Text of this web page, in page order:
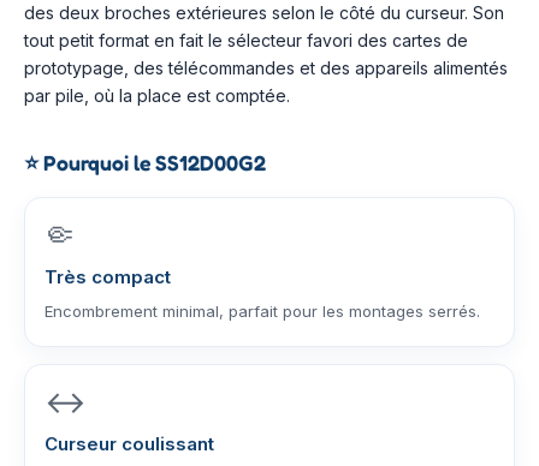
des deux broches extérieures selon le côté du curseur. Son
tout petit format en fait le sélecteur favori des cartes de
prototypage, des télécommandes et des appareils alimentés
par pile, où la place est comptée.
⭐Pourquoi le SS12D00G2
🤏
Très compact
Encombrement minimal, parfait pour les montages serrés.
↔️
Curseur coulissant